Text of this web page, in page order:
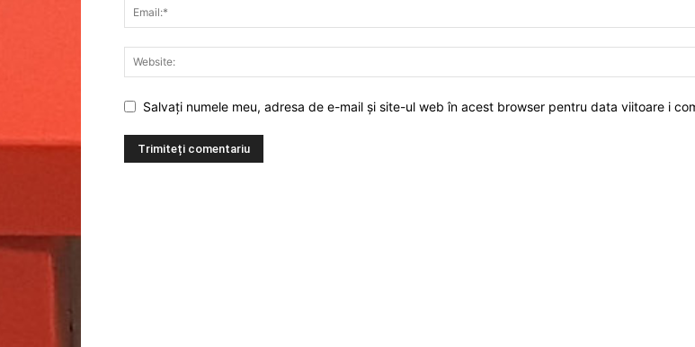
Salvați numele meu, adresa de e-mail și site-ul web în acest browser pentru data viitoare i